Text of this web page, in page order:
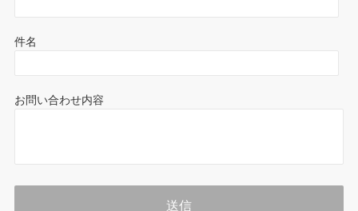
件名
お問い合わせ内容